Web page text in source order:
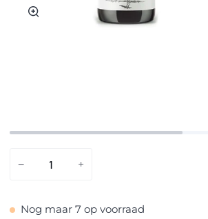
− +
Nog maar7 op voorraad